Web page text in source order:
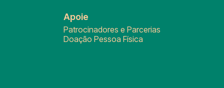
Apoie
Patrocinadores e Parcerias
Doação Pessoa Física